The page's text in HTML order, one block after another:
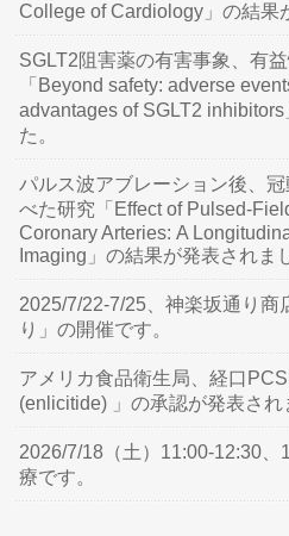
College of Cardiology」の結果
SGLT2阻害薬の有害事象、有
「Beyond safety: adverse
advantages of SGLT2
た。
パルス波アブレーション後、
べた研究「Effect of Pulsed-
Coronary Arteries: A
Imaging」の結果が発表されま
2025/7/22-7/25、神楽坂通り商
り」の開催です。
アメリカ食品衛生局、経口
(enlicitide) 」の承認が発表され
2026/7/18（土）11:00-12:30、
療です。